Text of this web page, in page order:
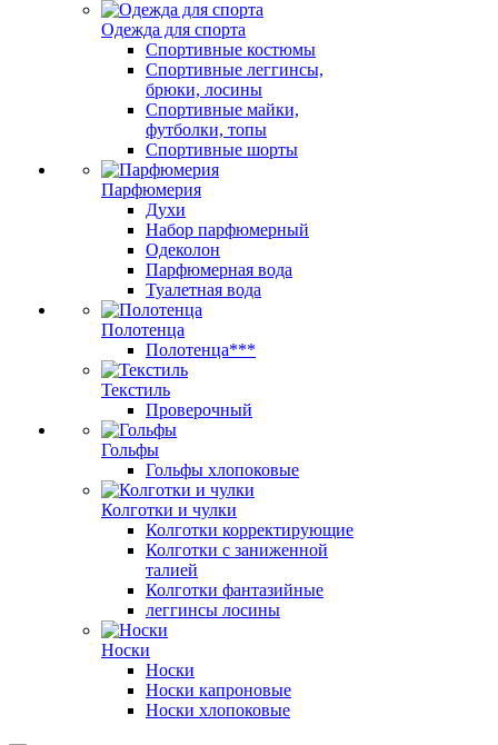
Одежда для спорта
Спортивные костюмы
Спортивные леггинсы,
брюки, лосины
Спортивные майки,
футболки, топы
Спортивные шорты
Парфюмерия
Духи
Набор парфюмерный
Одеколон
Парфюмерная вода
Туалетная вода
Полотенца
Полотенца***
Текстиль
Проверочный
Гольфы
Гольфы хлопоковые
Колготки и чулки
Колготки корректирующие
Колготки с заниженной
талией
Колготки фантазийные
леггинсы лосины
Носки
Носки
Носки капроновые
Носки хлопоковые